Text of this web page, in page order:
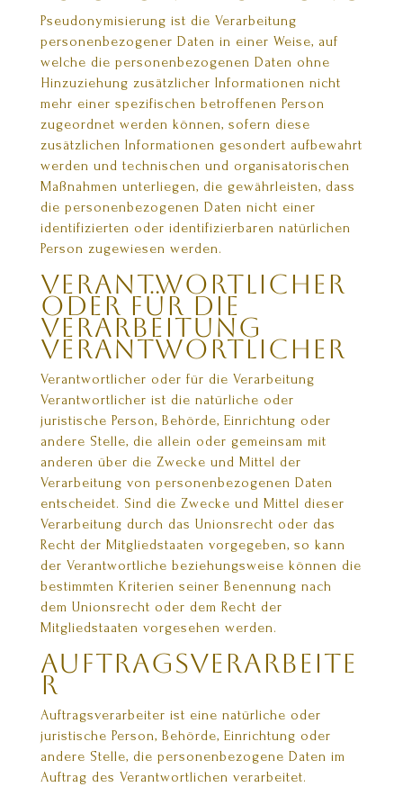
Pseudonymisierung ist die Verarbeitung
personenbezogener Daten in einer Weise, auf
welche die personenbezogenen Daten ohne
Hinzuziehung zusätzlicher Informationen nicht
mehr einer spezifischen betroffenen Person
zugeordnet werden können, sofern diese
zusätzlichen Informationen gesondert aufbewahrt
werden und technischen und organisatorischen
Maßnahmen unterliegen, die gewährleisten, dass
die personenbezogenen Daten nicht einer
identifizierten oder identifizierbaren natürlichen
Person zugewiesen werden.
Verantwortlicher
oder für die
Verarbeitung
Verantwortlicher
Verantwortlicher oder für die Verarbeitung
Verantwortlicher ist die natürliche oder
juristische Person, Behörde, Einrichtung oder
andere Stelle, die allein oder gemeinsam mit
anderen über die Zwecke und Mittel der
Verarbeitung von personenbezogenen Daten
entscheidet. Sind die Zwecke und Mittel dieser
Verarbeitung durch das Unionsrecht oder das
Recht der Mitgliedstaaten vorgegeben, so kann
der Verantwortliche beziehungsweise können die
bestimmten Kriterien seiner Benennung nach
dem Unionsrecht oder dem Recht der
Mitgliedstaaten vorgesehen werden.
Auftragsverarbeite
r
Auftragsverarbeiter ist eine natürliche oder
juristische Person, Behörde, Einrichtung oder
andere Stelle, die personenbezogene Daten im
Auftrag des Verantwortlichen verarbeitet.